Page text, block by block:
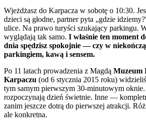
Wjeżdżasz do Karpacza w sobotę o 10:30.
dzieci są głodne, partner pyta „gdzie
ulice. Na prawo turyści szukający parkingu.
wyglądają tak samo. I właśnie ten moment
dnia spędzisz spokojnie — czy w
parkingiem, kawą i sensem.
Po 11 latach prowadzenia z Magdą Muzeum
Karpaczu (od 6 stycznia 2015 roku)
tym samym pierwszym 30-minutowym
rozpoczynają dzień świetnie. Inne —
zanim jeszcze dotrą do pierwszej atrakcji.
ale konkretna.